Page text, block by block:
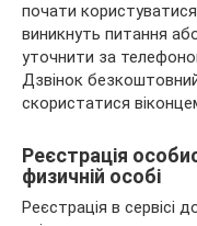
почати
виникнуть питання
уточнити за
Дзвінок
скористатися
Реєстрація
физичній особі
Реєстрація в сервісі